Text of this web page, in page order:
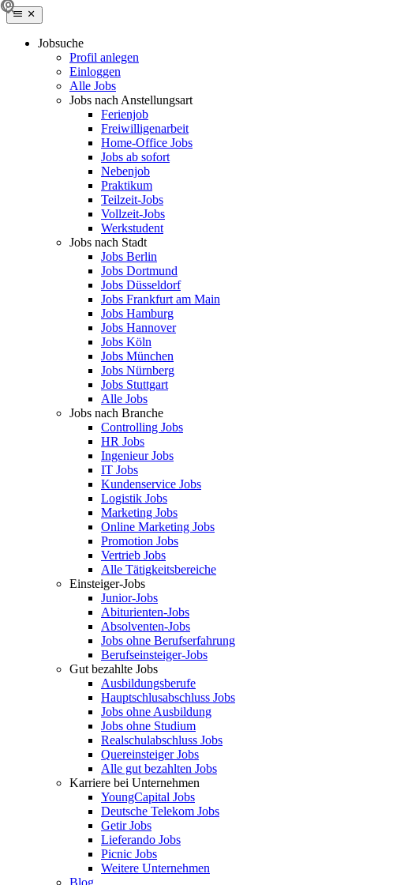
Jobsuche
Profil anlegen
Einloggen
Alle Jobs
Jobs nach Anstellungsart
Ferienjob
Freiwilligenarbeit
Home-Office Jobs
Jobs ab sofort
Nebenjob
Praktikum
Teilzeit-Jobs
Vollzeit-Jobs
Werkstudent
Jobs nach Stadt
Jobs Berlin
Jobs Dortmund
Jobs Düsseldorf
Jobs Frankfurt am Main
Jobs Hamburg
Jobs Hannover
Jobs Köln
Jobs München
Jobs Nürnberg
Jobs Stuttgart
Alle Jobs
Jobs nach Branche
Controlling Jobs
HR Jobs
Ingenieur Jobs
IT Jobs
Kundenservice Jobs
Logistik Jobs
Marketing Jobs
Online Marketing Jobs
Promotion Jobs
Vertrieb Jobs
Alle Tätigkeitsbereiche
Einsteiger-Jobs
Junior-Jobs
Abiturienten-Jobs
Absolventen-Jobs
Jobs ohne Berufserfahrung
Berufseinsteiger-Jobs
Gut bezahlte Jobs
Ausbildungsberufe
Hauptschlusabschluss Jobs
Jobs ohne Ausbildung
Jobs ohne Studium
Realschulabschluss Jobs
Quereinsteiger Jobs
Alle gut bezahlten Jobs
Karriere bei Unternehmen
YoungCapital Jobs
Deutsche Telekom Jobs
Getir Jobs
Lieferando Jobs
Picnic Jobs
Weitere Unternehmen
Blog